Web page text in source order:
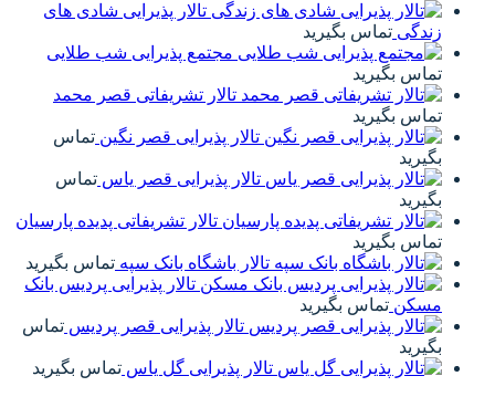
تالار پذیرایی شادی های
زندگی تماس بگیرید
مجتمع پذیرایی شب طلایی
تماس بگیرید
تالار تشریفاتی قصر محمد
تماس بگیرید
تالار پذیرایی قصر نگین تماس
بگیرید
تالار پذیرایی قصر یاس تماس
بگیرید
تالار تشریفاتی پدیده پارسیان
تماس بگیرید
تالار باشگاه بانک سپه تماس بگیرید
تالار پذیرایی پردیس بانک
مسکن تماس بگیرید
تالار پذیرایی قصر پردیس تماس
بگیرید
تالار پذیرایی گل یاس تماس بگیرید